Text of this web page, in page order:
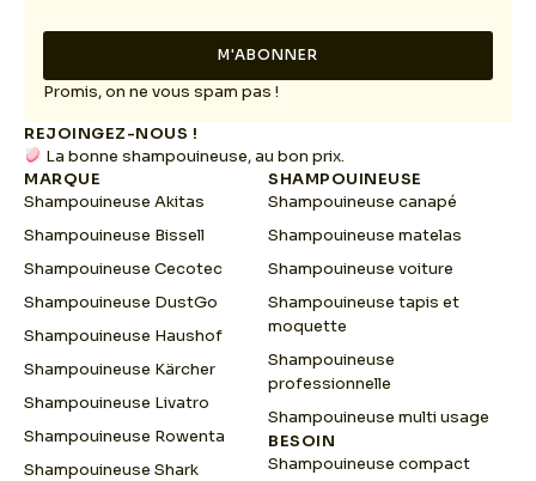
m
i
l
l
M'ABONNER
Promis, on ne vous spam pas !
REJOINGEZ-NOUS !
La bonne shampouineuse, au bon prix.
MARQUE
Shampouineuse Akitas
Shampouineuse Bissell
Shampouineuse Cecotec
Shampouineuse DustGo
Shampouineuse Haushof
Shampouineuse Kärcher
Shampouineuse Livatro
Shampouineuse Rowenta
Shampouineuse Shark
SHAMPOUINEUSE
Shampouineuse canapé
Shampouineuse matelas
Shampouineuse voiture
Shampouineuse tapis et
moquette
Shampouineuse
professionnelle
Shampouineuse multi usage
BESOIN
Shampouineuse compact